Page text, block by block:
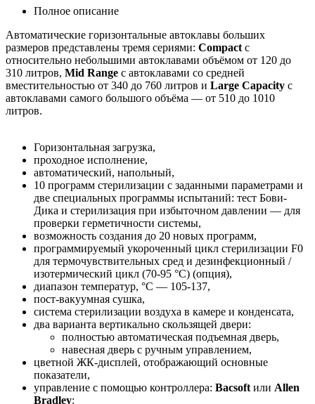
Полное описание
Автоматические горизонтальные автоклавы больших
размеров представлены тремя сериями: Compact с
относительно небольшими автоклавами объёмом от 120 до
310 литров, Mid Range с автоклавами со средней
вместительностью от 340 до 760 литров и Large Capacity с
автоклавами самого большого объёма — от 510 до 1010
литров.
Горизонтальная загрузка,
проходное исполнение,
автоматический, напольный,
10 программ стерилизации с заданными параметрами и
две специальных программы испытаний: тест Бови-
Дика и стерилизация при избыточном давлении — для
проверки герметичности системы,
возможность создания до 20 новых программ,
программируемый укороченный цикл стерилизации F0
для термочувствительных сред и дезинфекционный /
изотермический цикл (70-95 °C) (опция),
диапазон температур, °C — 105-137,
пост-вакуумная сушка,
система стерилизации воздуха в камере и конденсата,
два варианта вертикально скользящей двери:
полностью автоматическая подъемная дверь,
навесная дверь с ручным управлением,
цветной ЖК-дисплей, отображающий основные
показатели,
управление с помощью контроллера: Bacsoft или Allen
Bradley: